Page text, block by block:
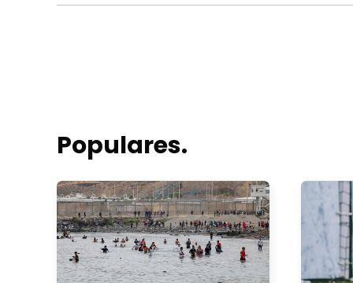
Populares.